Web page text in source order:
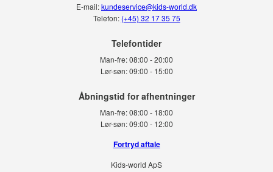
E-mail:kundeservice@kids-world.dk
Telefon: (+45) 32 17 35 75
Telefontider
Man-fre:08:00 - 20:00
Lør-søn: 09:00 - 15:00
Man-fre:08:00 - 18:00
Lør-søn:09:00 - 12:00
Fortryd aftale
Kids-world ApS